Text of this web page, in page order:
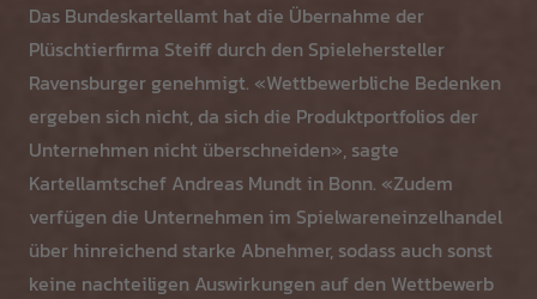
Das Bundeskartellamt hat die Übernahme der
Plüschtierfirma Steiff durch den Spielehersteller
Ravensburger genehmigt. «Wettbewerbliche Bedenken
ergeben sich nicht, da sich die Produktportfolios der
Unternehmen nicht überschneiden», sagte
Kartellamtschef Andreas Mundt in Bonn. «Zudem
verfügen die Unternehmen im Spielwareneinzelhandel
über hinreichend starke Abnehmer, sodass auch sonst
keine nachteiligen Auswirkungen auf den Wettbewerb